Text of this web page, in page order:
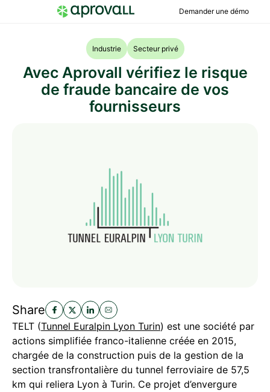
Demander une démo
Industrie Secteur privé
Avec Aprovall vérifiez le risque
de fraude bancaire de vos
fournisseurs
TELT (Tunnel Euralpin Lyon Turin) est une société par
actions simplifiée franco-italienne créée en 2015,
chargée de la construction puis de la gestion de la
section transfrontalière du tunnel ferroviaire de 57,5
km qui reliera Lyon à Turin. Ce projet d’envergure
Share